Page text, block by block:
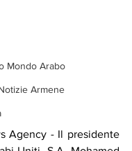
Mondo Arabo
Armene
Agency - Il presidente